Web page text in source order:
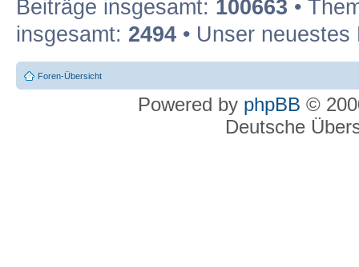
Beiträge insgesamt: 100663 •
insgesamt: 2494 • Unser
Foren-Übersicht
Powered by phpBB ©
Deutsche